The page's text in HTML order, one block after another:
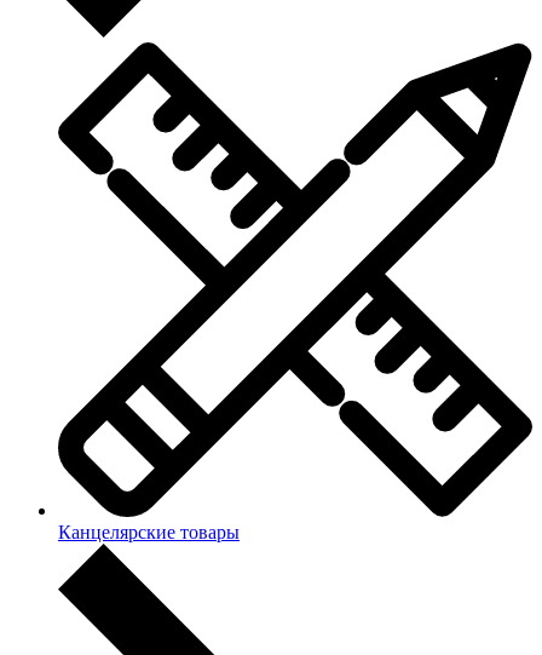
Канцелярские товары